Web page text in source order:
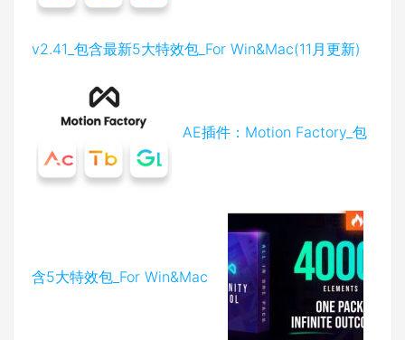
v2.41_包含最新5大特效包_For Win&Mac(11月更新)
AE插件：Motion Factory_包
含5大特效包_For Win&Mac